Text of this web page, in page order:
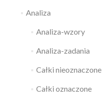
Analiza
Analiza-wzory
Analiza-zadania
Całki nieoznaczone
Całki oznaczone